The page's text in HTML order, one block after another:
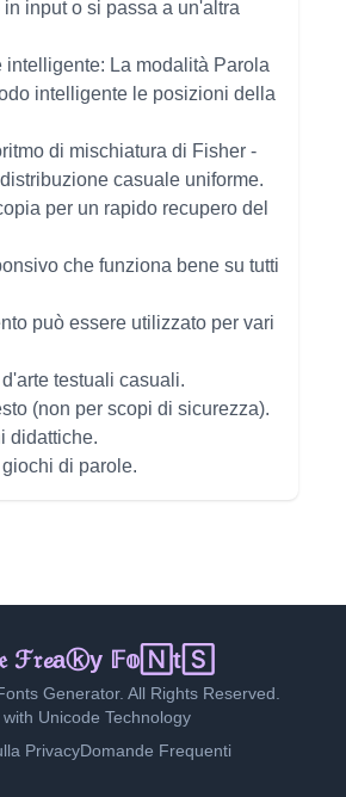
input o si passa a un'altra
intelligente: La modalità Parola
intelligente le posizioni della
di mischiatura di Fisher -
casuale uniforme.
per un rapido recupero del
che funziona bene su tutti
può essere utilizzato per vari
testuali casuali.
(non per scopi di sicurezza).
didattiche.
di parole.
ℱ𝔯𝓮aⓚy 𝔽𝕠🄽t🅂
Generator. All Rights Reserved.
with Unicode Technology
PrivacyDomande Frequenti